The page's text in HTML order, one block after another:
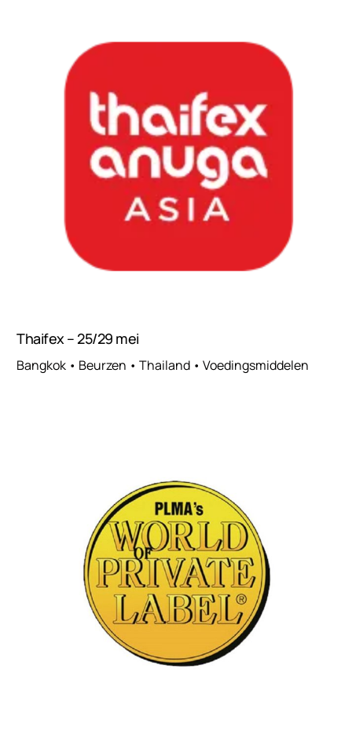
Thaifex – 25/29 mei
Bangkok • Beurzen • Thailand • Voedingsmiddelen